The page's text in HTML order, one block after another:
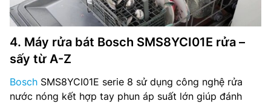
4. Máy rửa bát Bosch SMS8YCI01E rửa –
sấy từ A-Z
Bosch SMS8YCI01E serie 8 sử dụng công nghệ rửa
nước nóng kết hợp tay phun áp suất lớn giúp đánh